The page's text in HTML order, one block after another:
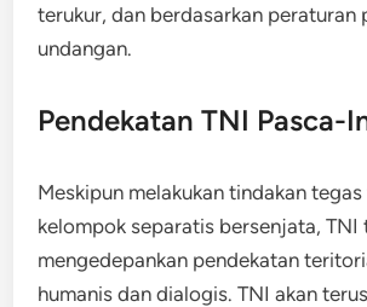
terukur, dan berdasarkan peraturan
undangan.
Pendekatan TNI Pasca-
Meskipun melakukan tindakan
kelompok separatis bersenjata, TNI
mengedepankan pendekatan
humanis dan dialogis. TNI akan